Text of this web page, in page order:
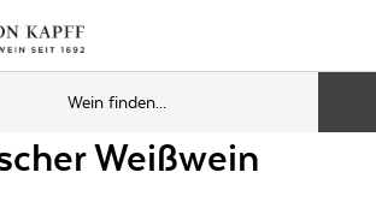
Weißwein